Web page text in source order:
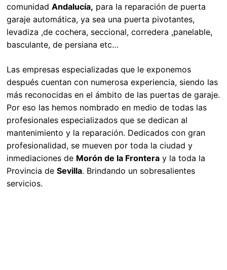
comunidad Andalucía, para la reparación de puerta
garaje automática, ya sea una puerta pivotantes,
levadiza ,de cochera, seccional, corredera ,panelable,
basculante, de persiana etc…
Las empresas especializadas que le exponemos
después cuentan con numerosa experiencia, siendo las
más reconocidas en el ámbito de las puertas de garaje.
Por eso las hemos nombrado en medio de todas las
profesionales especializados que se dedican al
mantenimiento y la reparación. Dedicados con gran
profesionalidad, se mueven por toda la ciudad y
inmediaciones de Morón de la Frontera y la toda la
Provincia de Sevilla. Brindando un sobresalientes
servicios.